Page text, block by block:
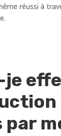
réussi à
je
par